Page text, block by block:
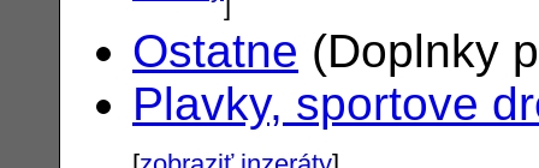
Ostatne (Doplnky
Plavky, sportove